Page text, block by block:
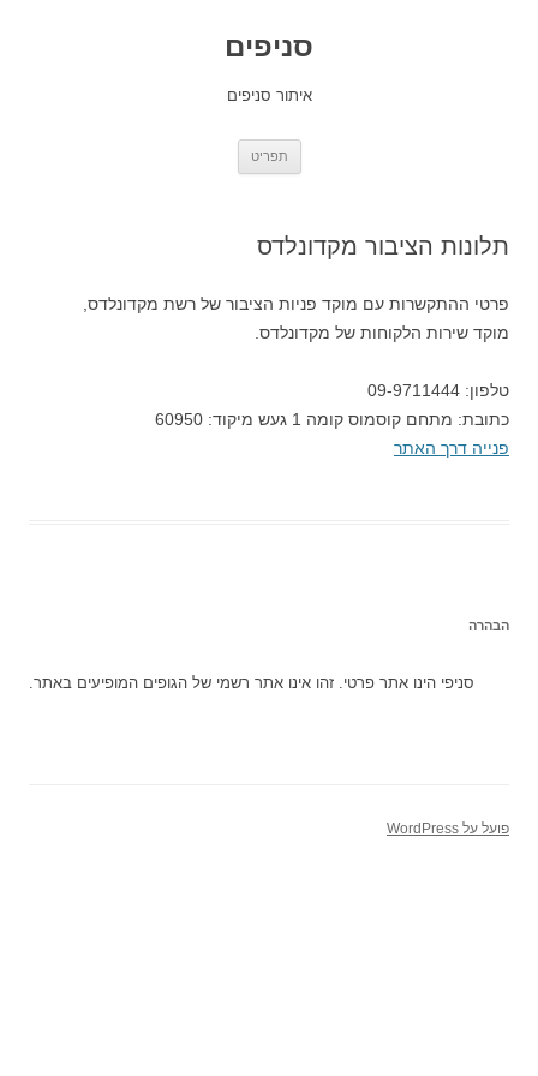
סניפים
איתור סניפים
תפריט
תלונות הציבור מקדונלדס
פרטי ההתקשרות עם מוקד פניות הציבור של רשת מקדונלדס,
מוקד שירות הלקוחות של מקדונלדס.
טלפון: 09-9711444
כתובת: מתחם קוסמוס קומה 1 געש מיקוד: 60950
פנייה דרך האתר
הבהרה
סניפי הינו אתר פרטי. זהו אינו אתר רשמי של הגופים המופיעים באתר.
פועל על WordPress